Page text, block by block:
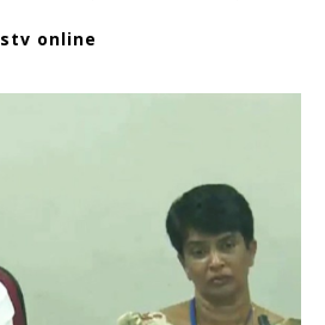
stv online